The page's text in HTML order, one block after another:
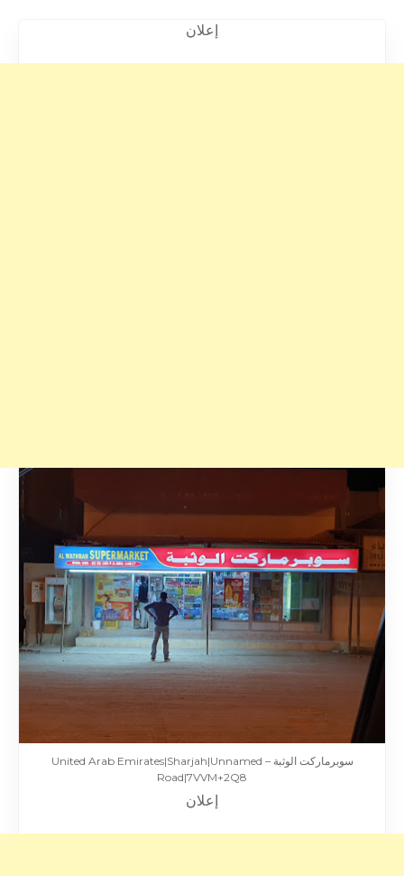
إعلان
سوبرماركت الوثبة – United Arab Emirates|Sharjah|Unnamed
Road|7VVM+2Q8
إعلان